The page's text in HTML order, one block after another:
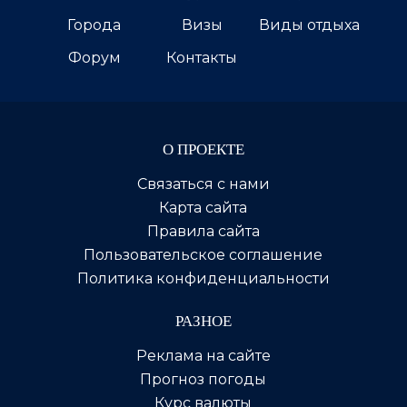
Города
Визы
Виды отдыха
Форум
Контакты
О ПРОЕКТЕ
Связаться с нами
Карта сайта
Правила сайта
Пользовательское соглашение
Политика конфиденциальности
РАЗНОЕ
Реклама на сайте
Прогноз погоды
Курс валюты